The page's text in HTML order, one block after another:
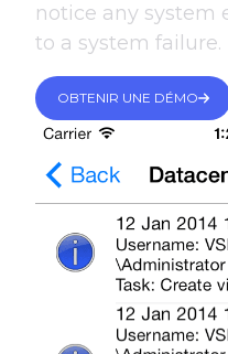
notice any system
to a system failure.
OBTENIR UNE DÉMO